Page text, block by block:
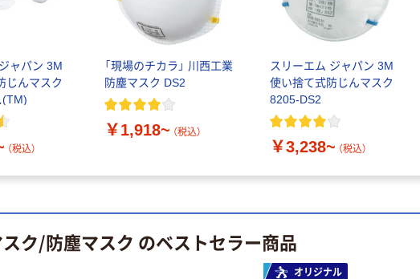
ャパン 3M
じんマスク
(TM)
（税込）
「現場のチカラ」 川西工業
防塵マスク DS2
￥1,918~ （税込）
スリーエム ジャパン 3M
使い捨て式防じんマスク
8205-DS2
￥3,238~ （税込）
ク/防塵マスク のベストセラー商品
オリジナル
グル
ル100
FSC認
ル プラ
グロー
粉な
水 ミネラルウォ
ーター ペットボ
￥686~ （税込）
本気プライス
ファーストレイ
￥374~
ファーストレイ
ト ニトリルグ
ローブ ブル
ー 粉なし（パ
ウダーフリー）
オリジナル
アスクル 検査用
ディスポパンツ
￥96~ （税込）